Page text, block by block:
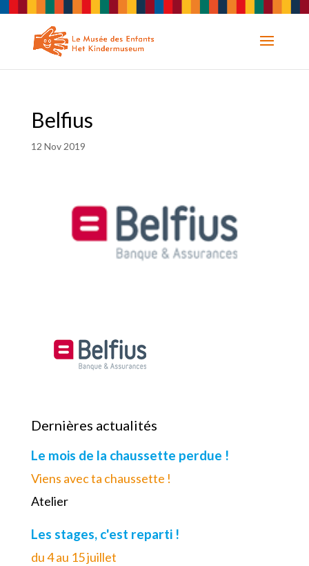
Belfius
12 Nov 2019
Dernières actualités
Le mois de la chaussette perdue !
Viens avec ta chaussette !
Atelier
Les stages, c'est reparti !
du 4 au 15 juillet